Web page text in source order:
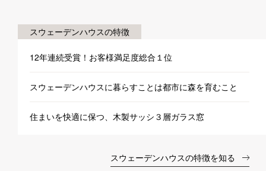
スウェーデンハウスの特徴
12年連続受賞！お客様満足度総合１位
スウェーデンハウスに暮らすことは都市に森を育むこと
住まいを快適に保つ、木製サッシ３層ガラス窓
スウェーデンハウスの特徴を知る